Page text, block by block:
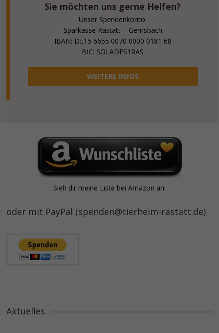
Sie möchten uns gerne Helfen?
Unser Spendenkonto:
Sparkasse Rastatt – Gernsbach
IBAN: DE15 6655 0070 0000 0181 68
BIC: SOLADES1RAS
WEITERE INFOS
Sieh dir meine Liste bei Amazon an!
oder mit PayPal (spenden@tierheim-rastatt.de)
Aktuelles